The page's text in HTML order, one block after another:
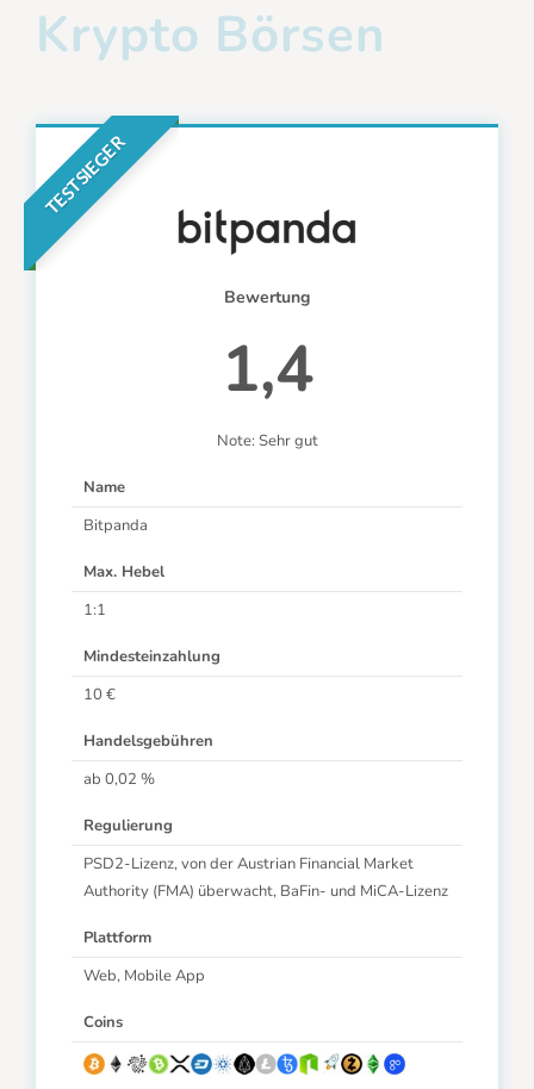
Krypto Börsen
TESTSIEGER
Bewertung
1,4
Note: Sehr gut
Name
Bitpanda
Max. Hebel
1:1
Mindesteinzahlung
10 €
Handelsgebühren
ab 0,02 %
Regulierung
PSD2-Lizenz, von der Austrian Financial Market
Authority (FMA) überwacht, BaFin- und MiCA-Lizenz
Plattform
Web, Mobile App
Coins